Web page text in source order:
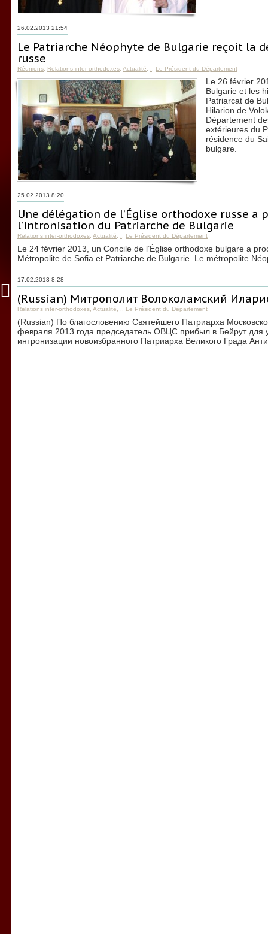
26.02.2013 21:54
Le Patriarche Néophyte de Bulgarie reçoit la
russe
Réunions Relations inter-orthodoxes Actualité Le Président du Département
Le 26 février
Bulgarie et les
Patriarcat de
Hilarion de
Département
extérieures du
résidence du
bulgare.
25.02.2013 8:20
Une délégation de l’Église orthodoxe russe a
l’intronisation du Patriarche de Bulgarie
Relations inter-orthodoxes Actualité Le Président du Département
Le 24 février 2013, un Concile de l’Église orthodoxe bulgare a
Métropolite de Sofia et Patriarche de Bulgarie. Le métropolite
17.02.2013 8:28
(Russian) Митрополит Волоколамский
Relations inter-orthodoxes Actualité Le Président du Département
(Russian) По благословению Святейшего Патриарха
февраля 2013 года председатель ОВЦС прибыл в Бейрут для
интронизации новоизбранного Патриарха Великого Града